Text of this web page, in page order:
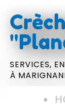
SERVICES,
À